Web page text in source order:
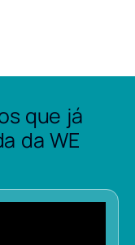
que já
da WE